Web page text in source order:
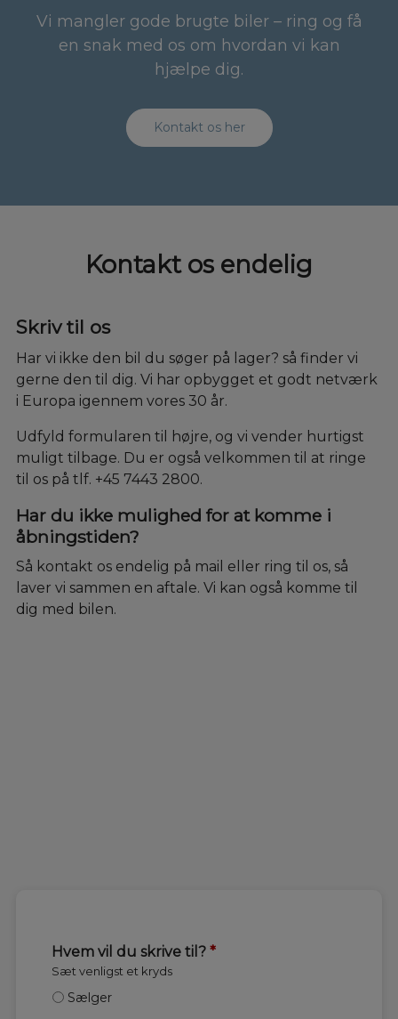
Vi mangler gode brugte biler – ring og få
en snak med os om hvordan vi kan
hjælpe dig.
Kontakt os her
Kontakt os endelig
Skriv til os
Har vi ikke den bil du søger på lager? så finder vi
gerne den til dig. Vi har opbygget et godt netværk
i Europa igennem vores 30 år.
Udfyld formularen til højre, og vi vender hurtigst
muligt tilbage. Du er også velkommen til at ringe
til os på tlf. +45 7443 2800.
Har du ikke mulighed for at komme i
åbningstiden?
Så kontakt os endelig på mail eller ring til os, så
laver vi sammen en aftale. Vi kan også komme til
dig med bilen.
Hvem vil du skrive til? *
Sæt venligst et kryds
Sælger